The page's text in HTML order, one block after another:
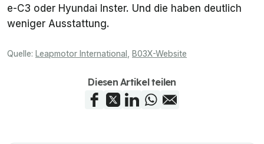
e-C3 oder Hyundai Inster. Und die haben deutlich
weniger Ausstattung.
Quelle: Leapmotor International B03X-Website
Diesen Artikel teilen